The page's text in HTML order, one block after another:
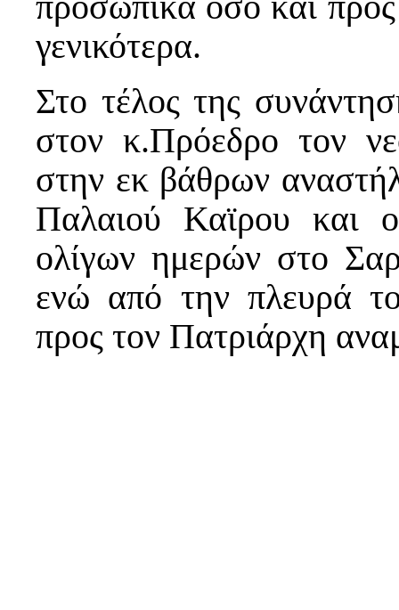
γενικότερα.
Στο τέλος της
στον κ.Πρόεδρο τον
στην εκ βάθρων
Παλαιού Καϊρου και
ολίγων ημερών στο
ενώ από την πλευρά
προς τον Πατριάρχη